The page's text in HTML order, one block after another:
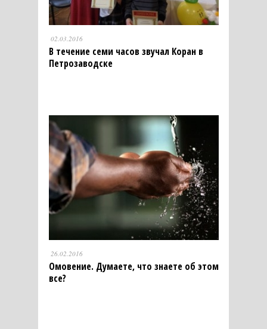
02.03.2016
В течение семи часов звучал Коран в
Петрозаводске
26.02.2016
Омовение. Думаете, что знаете об этом
все?